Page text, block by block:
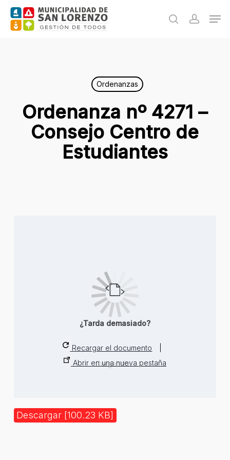
Skip
search
Ordenanzas
Ordenanza nº 4271 –
Consejo Centro de
Estudiantes
Cargando...
¿Tarda demasiado?
Recargar el documento
Abrir en una nueva pestaña
Descargar [100.23 KB]